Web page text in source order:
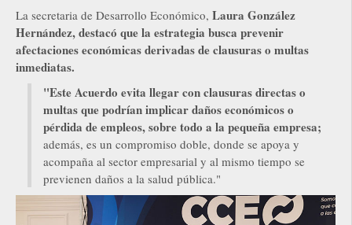
La secretaria de Desarrollo Económico, Laura González
Hernández, destacó que la estrategia busca prevenir
afectaciones económicas derivadas de clausuras o multas
inmediatas.
"Este Acuerdo evita llegar con clausuras directas o
multas que podrían implicar daños económicos o
pérdida de empleos, sobre todo a la pequeña empresa;
además, es un compromiso doble, donde se apoya y
acompaña al sector empresarial y al mismo tiempo se
previenen daños a la salud pública."